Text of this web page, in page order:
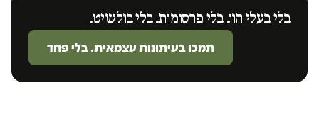
בלי בעלי הון. בלי פרסומות. בלי בולשיט.
תמכו בעיתונות עצמאית. בלי פחד